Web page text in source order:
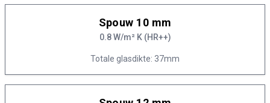
Spouw 10 mm
0.8 W/m² K (HR++)
Totale glasdikte: 37mm